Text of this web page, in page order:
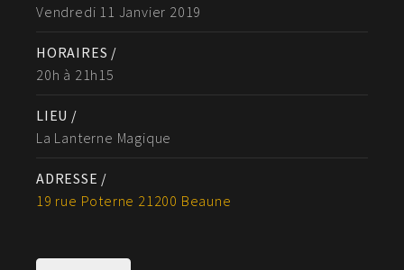
Vendredi 11 Janvier 2019
HORAIRES /
20h à 21h15
LIEU /
La Lanterne Magique
ADRESSE /
19 rue Poterne 21200 Beaune